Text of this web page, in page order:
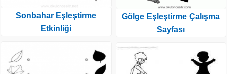
Sonbahar Eşleştirme
Etkinliği
Gölge Eşleştirme Çalışma
Sayfası